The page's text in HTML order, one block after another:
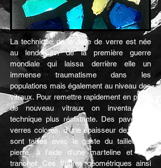
La technique de la dalle de verre est née
au lendemain de la première guerre
mondiale qui laissa derrière elle un
immense traumatisme dans les
populations mais également au niveau des
vitraux. Pour remettre rapidement en place
de nouveau vitraux on inventa une
technique plus résistante. Des pavés de
verres colorés, d'une épaisseur de 25mm
sont taillés avec le geste du tailleur de
pierre, à l'aide d'une marteline et d'un
tranchet. Ces figures géométriques ainsi